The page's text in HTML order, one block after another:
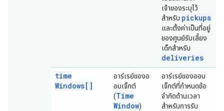
เจ้าของระบุไว้
สำหรับ pickups
และตั้งค่าเป็นที่อยู่
ของศูนย์รับเลี้ยง
เด็กสำหรับ
deliveries
time
Windows[]
อาร์เรย์ของอ
อบเจ็กต์
(Time
Window)
อาร์เรย์ของออบ
เจ็กต์ที่กำหนดข้อ
จำกัดด้านเวลา
สำหรับการรับ